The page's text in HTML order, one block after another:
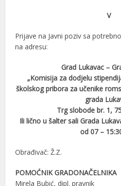
V
Prijave na Javni poziv sa
na adresu:
Grad Lukavac –
„Komisija za dodjelu
školskog pribora za učenike
grada
Trg slobode br. 1,
Ili lično u šalter sali Grada
od 07 –
Obrađivač: Ž.Z.
POMOĆNIK GRADONAČELNIKA
Mirela Bubić, dipl. pravnik